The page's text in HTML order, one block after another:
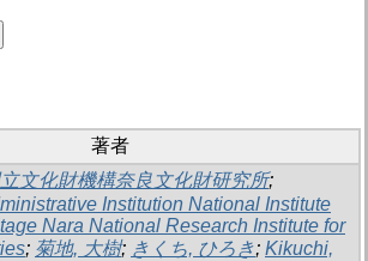
著者
文化財機構奈良文化財研究所;
Institution National Institute
Nara National Research Institute for
; 菊地, 大樹; きくち, ひろき; Kikuchi,